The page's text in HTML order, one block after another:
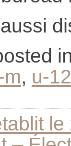
, u-